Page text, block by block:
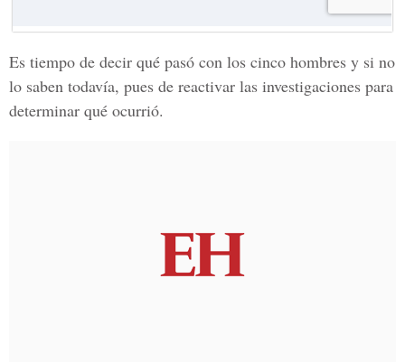
Es tiempo de decir qué pasó con los cinco hombres y si no
lo saben todavía, pues de reactivar las investigaciones para
determinar qué ocurrió.